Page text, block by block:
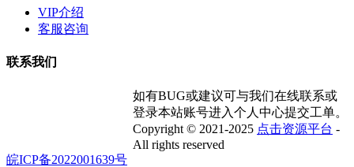
VIP介绍
客服咨询
联系我们
如有BUG或建议可与我们在线联系或
登录本站账号进入个人中心提交工单。
Copyright © 2021-2025 点击资源平台 -
All rights reserved
皖ICP备2022001639号